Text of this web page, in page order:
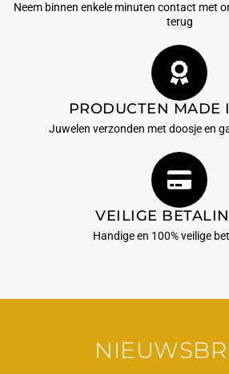
Neem binnen enkele minuten contact met
terug
PRODUCTEN MADE
Juwelen verzonden met doosje en
VEILIGE
Handige en 100% veilige